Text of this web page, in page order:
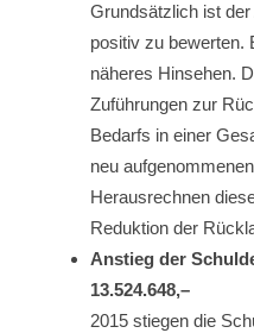
Grundsätzlich ist
positiv zu bewerten.
näheres Hinsehen.
Zuführungen zur
Bedarfs in einer
neu
Herausrechnen
Reduktion der
Anstieg der
13.524.648,–
2015 stiegen die